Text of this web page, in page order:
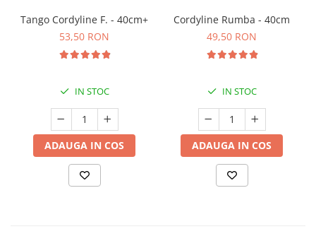
Tango Cordyline F. - 40cm+
53,50 RON
IN STOC
ADAUGA IN COS
Cordyline Rumba - 40cm
49,50 RON
IN STOC
ADAUGA IN COS